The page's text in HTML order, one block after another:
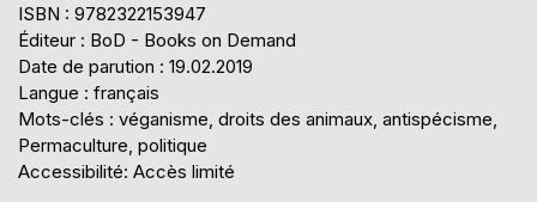
ISBN : 9782322153947
Éditeur : BoD - Books on Demand
Date de parution : 19.02.2019
Langue : français
Mots-clés : véganisme, droits des animaux, antispécisme,
Permaculture, politique
Accessibilité: Accès limité